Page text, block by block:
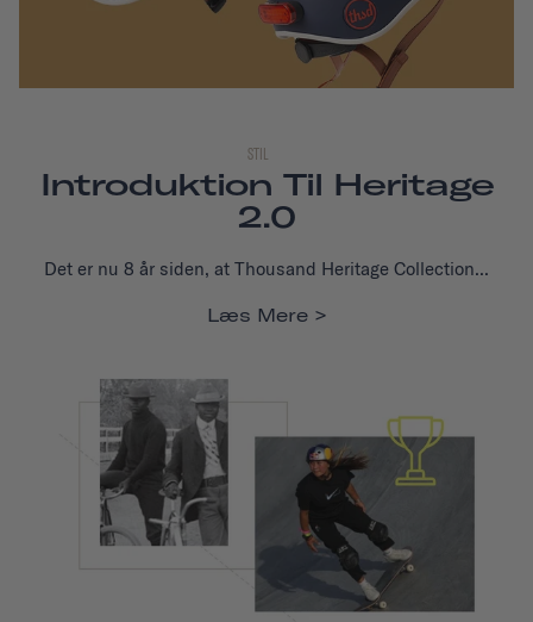
STIL
Introduktion Til Heritage
2.0
Det er nu 8 år siden, at Thousand Heritage Collection...
Læs Mere